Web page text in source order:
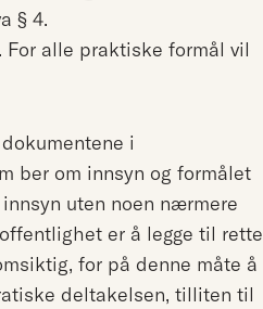
§ 4.
alle praktiske formål vil
i
ber om innsyn og formålet
uten noen nærmere
er å legge til rette
for på denne måte å
deltakelsen, tilliten til